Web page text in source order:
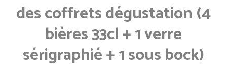
des coffrets dégustation (4
bières 33cl + 1 verre
sérigraphié + 1 sous bock)